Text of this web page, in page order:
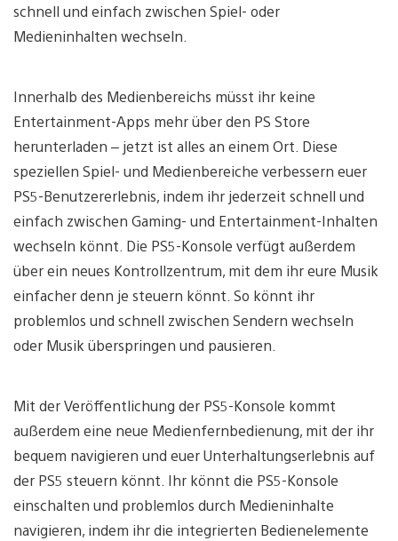
schnell und einfach zwischen Spiel- oder
Medieninhalten wechseln.
Innerhalb des Medienbereichs müsst ihr keine
Entertainment-Apps mehr über den PS Store
herunterladen – jetzt ist alles an einem Ort. Diese
speziellen Spiel- und Medienbereiche verbessern euer
PS5-Benutzererlebnis, indem ihr jederzeit schnell und
einfach zwischen Gaming- und Entertainment-Inhalten
wechseln könnt. Die PS5-Konsole verfügt außerdem
über ein neues Kontrollzentrum, mit dem ihr eure Musik
einfacher denn je steuern könnt. So könnt ihr
problemlos und schnell zwischen Sendern wechseln
oder Musik überspringen und pausieren.
Mit der Veröffentlichung der PS5-Konsole kommt
außerdem eine neue Medienfernbedienung, mit der ihr
bequem navigieren und euer Unterhaltungserlebnis auf
der PS5 steuern könnt. Ihr könnt die PS5-Konsole
einschalten und problemlos durch Medieninhalte
navigieren, indem ihr die integrierten Bedienelemente